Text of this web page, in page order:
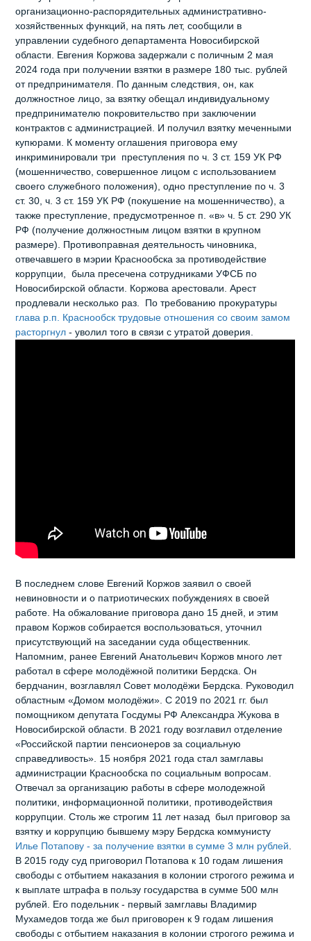
организационно-распорядительных административно-
хозяйственных функций, на пять лет, сообщили в
управлении судебного департамента Новосибирской
области. Евгения Коржова задержали с поличным 2 мая
2024 года при получении взятки в размере 180 тыс. рублей
от предпринимателя. По данным следствия, он, как
должностное лицо, за взятку обещал индивидуальному
предпринимателю покровительство при заключении
контрактов с администрацией. И получил взятку меченными
купюрами. К моменту оглашения приговора ему
инкриминировали три преступления по ч. 3 ст. 159 УК РФ
(мошенничество, совершенное лицом с использованием
своего служебного положения), одно преступление по ч. 3
ст. 30, ч. 3 ст. 159 УК РФ (покушение на мошенничество), а
также преступление, предусмотренное п. «в» ч. 5 ст. 290 УК
РФ (получение должностным лицом взятки в крупном
размере). Противоправная деятельность чиновника,
отвечавшего в мэрии Краснообска за противодействие
коррупции, была пресечена сотрудниками УФСБ по
Новосибирской области. Коржова арестовали. Арест
продлевали несколько раз. По требованию прокуратуры
глава р.п. Краснообск трудовые отношения со своим замом
расторгнул - уволил того в связи с утратой доверия.
В последнем слове Евгений Коржов заявил о своей
невиновности и о патриотических побуждениях в своей
работе. На обжалование приговора дано 15 дней, и этим
правом Коржов собирается воспользоваться, уточнил
присутствующий на заседании суда общественник.
Напомним, ранее Евгений Анатольевич Коржов много лет
работал в сфере молодёжной политики Бердска. Он
бердчанин, возглавлял Совет молодёжи Бердска. Руководил
областным «Домом молодёжи». С 2019 по 2021 гг. был
помощником депутата Госдумы РФ Александра Жукова в
Новосибирской области. В 2021 году возглавил отделение
«Российской партии пенсионеров за социальную
справедливость». 15 ноября 2021 года стал замглавы
администрации Краснообска по социальным вопросам.
Отвечал за организацию работы в сфере молодежной
политики, информационной политики, противодействия
коррупции. Столь же строгим 11 лет назад был приговор за
взятку и коррупцию бывшему мэру Бердска коммунисту
Илье Потапову - за получение взятки в сумме 3 млн рублей
В 2015 году суд приговорил Потапова к 10 годам лишения
свободы с отбытием наказания в колонии строгого режима и
к выплате штрафа в пользу государства в сумме 500 млн
рублей. Его подельник - первый замглавы Владимир
Мухамедов тогда же был приговорен к 9 годам лишения
свободы с отбытием наказания в колонии строгого режима и